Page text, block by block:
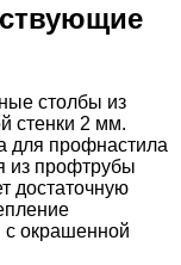
столбы из
стенки 2 мм.
для профнастила
из профтрубы
достаточную
с окрашенной